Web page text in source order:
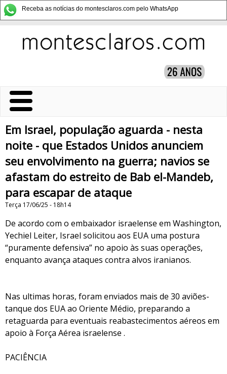
Receba as notícias do montesclaros.com pelo WhatsApp
Em Israel, população aguarda - nesta
noite - que Estados Unidos anunciem
seu envolvimento na guerra; navios se
afastam do estreito de Bab el-Mandeb,
para escapar de ataque
Terça 17/06/25 - 18h14
De acordo com o embaixador israelense em Washington,
Yechiel Leiter, Israel solicitou aos EUA uma postura
“puramente defensiva” no apoio às suas operações,
enquanto avança ataques contra alvos iranianos.
Nas ultimas horas, foram enviados mais de 30 aviões-
tanque dos EUA ao Oriente Médio, preparando a
retaguarda para eventuais reabastecimentos aéreos em
apoio à Força Aérea israelense .
PACIÊNCIA